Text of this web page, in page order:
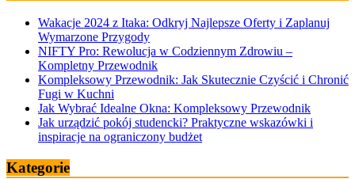
Wakacje 2024 z Itaka: Odkryj Najlepsze Oferty i Zaplanuj
Wymarzone Przygody
NIFTY Pro: Rewolucja w Codziennym Zdrowiu –
Kompletny Przewodnik
Kompleksowy Przewodnik: Jak Skutecznie Czyścić i Chronić
Fugi w Kuchni
Jak Wybrać Idealne Okna: Kompleksowy Przewodnik
Jak urządzić pokój studencki? Praktyczne wskazówki i
inspiracje na ograniczony budżet
Kategorie